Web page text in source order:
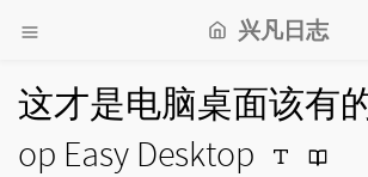
兴凡日志
这才是电脑桌面该有
op Easy Desktop